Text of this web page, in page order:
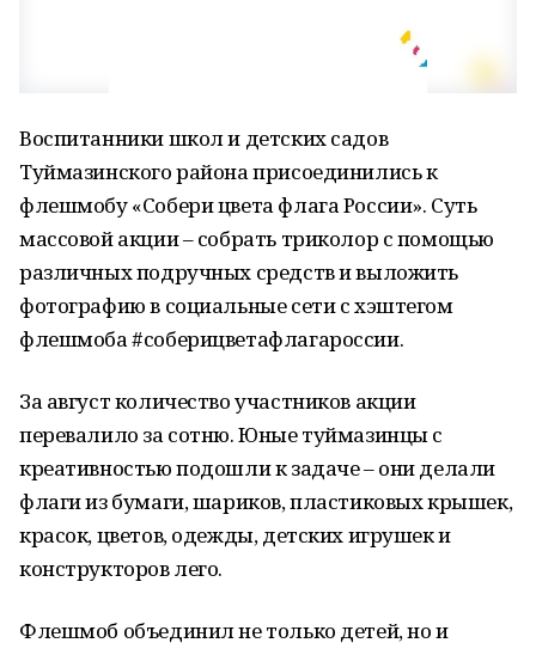
Воспитанники школ и детских садов
Туймазинского района присоединились к
флешмобу «Собери цвета флага России». Суть
массовой акции – собрать триколор с помощью
различных подручных средств и выложить
фотографию в социальные сети с хэштегом
флешмоба #соберицветафлагароссии.
За август количество участников акции
перевалило за сотню. Юные туймазинцы с
креативностью подошли к задаче – они делали
флаги из бумаги, шариков, пластиковых крышек,
красок, цветов, одежды, детских игрушек и
конструкторов лего.
Флешмоб объединил не только детей, но и